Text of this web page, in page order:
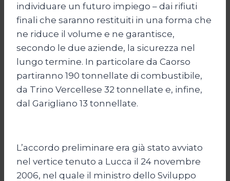
individuare un futuro impiego – dai rifiuti
finali che saranno restituiti in una forma che
ne riduce il volume e ne garantisce,
secondo le due aziende, la sicurezza nel
lungo termine. In particolare da Caorso
partiranno 190 tonnellate di combustibile,
da Trino Vercellese 32 tonnellate e, infine,
dal Garigliano 13 tonnellate.
L’accordo preliminare era già stato avviato
nel vertice tenuto a Lucca il 24 novembre
2006, nel quale il ministro dello Sviluppo